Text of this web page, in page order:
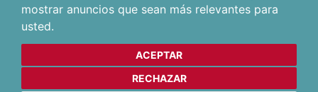
mostrar anuncios que sean más relevantes para
usted.
ACEPTAR
RECHAZAR